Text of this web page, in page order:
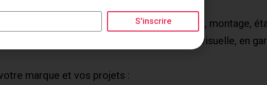
réalisation, cadrage, son, lumière, montage,
les besoins en matière de création audiovisuelle, en
marque et vos projets :
S'inscrire